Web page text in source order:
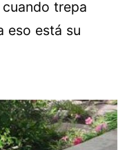
trepa
eso está su